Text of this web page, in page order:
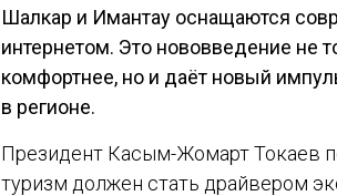
Шалкар и Имантау оснащаются
интернетом. Это нововведение не
комфортнее, но и даёт новый
в регионе.
Президент Касым-Жомарт Токаев
туризм должен стать драйвером